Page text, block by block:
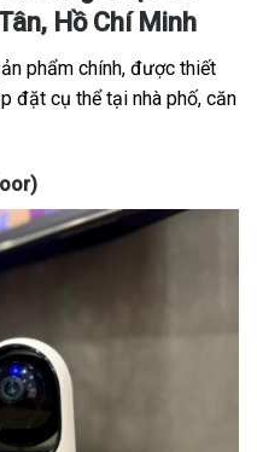
Hồ Chí Minh
phẩm chính, được thiết
đặt cụ thể tại nhà phố, căn